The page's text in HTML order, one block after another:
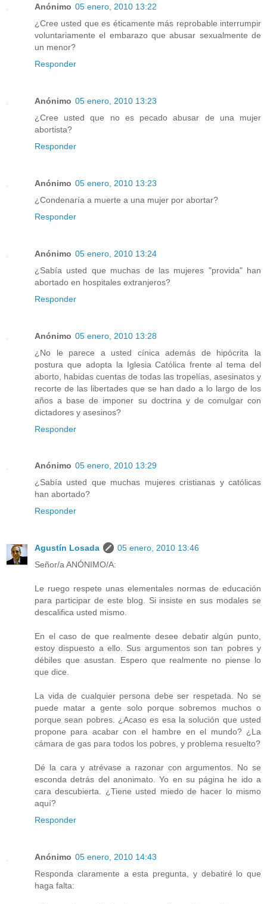
Anónimo 05 enero, 2010 13:22
¿Cree usted que es éticamente más reprobable interrumpir
voluntariamente el embarazo que abusar sexualmente de
un menor?
Responder
Anónimo 05 enero, 2010 13:23
¿Cree usted que no es pecado abusar de una mujer
abortista?
Responder
Anónimo 05 enero, 2010 13:23
¿Condenaría a muerte a una mujer por abortar?
Responder
Anónimo 05 enero, 2010 13:24
¿Sabía usted que muchas de las mujeres "provida" han
abortado en hospitales extranjeros?
Responder
Anónimo 05 enero, 2010 13:28
¿No le parece a usted cínica además de hipócrita la
postura que adopta la Iglesia Católica frente al tema del
aborto, habidas cuentas de todas las tropelías, asesinatos y
recorte de las libertades que se han dado a lo largo de los
años a base de imponer su doctrina y de comulgar con
dictadores y asesinos?
Responder
Anónimo 05 enero, 2010 13:29
¿Sabía usted que muchas mujeres cristianas y católicas
han abortado?
Responder
Agustín Losada
05 enero, 2010 13:46
Señor/a ANÓNIMO/A:
Le ruego respete unas elementales normas de educación
para participar de este blog. Si insiste en sus modales se
descalifica usted mismo.
En el caso de que realmente desee debatir algún punto,
estoy dispuesto a ello. Sus argumentos son tan pobres y
débiles que asustan. Espero que realmente no piense lo
que dice.
La vida de cualquier persona debe ser respetada. No se
puede matar a gente solo porque sobremos muchos o
porque sean pobres. ¿Acaso es esa la solución que usted
propone para acabar con el hambre en el mundo? ¿La
cámara de gas para todos los pobres, y problema resuelto?
Dé la cara y atrévase a razonar con argumentos. No se
esconda detrás del anonimato. Yo en su página he ido a
cara descubierta. ¿Tiene usted miedo de hacer lo mismo
aquí?
Responder
Anónimo 05 enero, 2010 14:43
Responda claramente a esta pregunta, y debatiré lo que
haga falta: